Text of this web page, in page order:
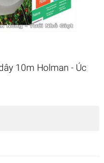
10m Holman - Úc